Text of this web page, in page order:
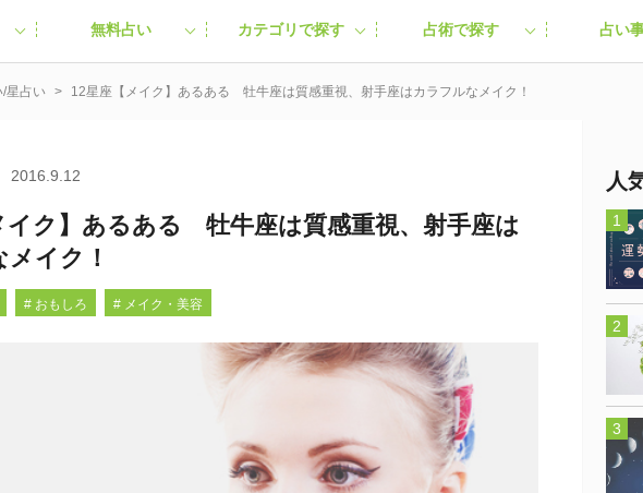
無料占い カテゴリで探す 占術で探す 占い
2016.9.12
イク】あるある 牡牛座は質感重視、射手座は
イク！
# おもしろ # メイク・美容
人
/星占い 12星座【メイク】あるある 牡牛座は質感重視、射手座はカラフルなメイク！